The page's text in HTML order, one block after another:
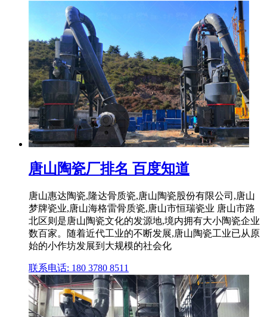
唐山陶瓷厂排名 百度知道
唐山惠达陶瓷,隆达骨质瓷,唐山陶瓷股份有限公司,唐山
梦牌瓷业,唐山海格雷骨质瓷,唐山市恒瑞瓷业 唐山市路
北区则是唐山陶瓷文化的发源地,境内拥有大小陶瓷企业
数百家。随着近代工业的不断发展,唐山陶瓷工业已从原
始的小作坊发展到大规模的社会化
联系电话: 180 3780 8511